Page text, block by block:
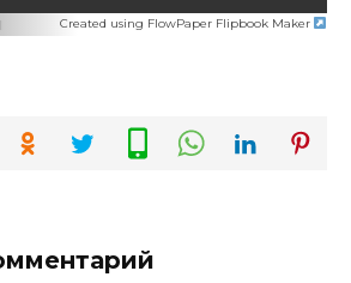
Created using FlowPaper Flipbook Maker